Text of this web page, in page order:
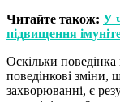
Читайте також: У
підвищення
Оскільки
поведінкові
захворюванні, є